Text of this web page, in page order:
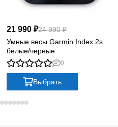
21 990 ₽24 990 ₽
Умные весы Garmin Index 2s
белые/черные
0
Выбрать